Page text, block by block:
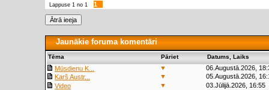
Lappuse 1 no 1 1
Jaunākie foruma komentāri
Tēma Pāriet Datums, Laiks
Mūsdienu K... ▼
06.Augustā.2026,
Karš Austr...
▼
05.Augustā.2026,
Video
▼
03.Jūlijā.2026, 16:55